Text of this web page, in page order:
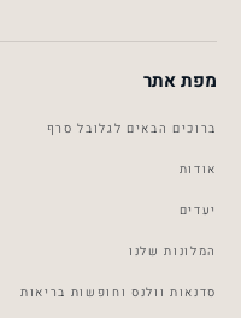
Global Surf
מפת אתר
ברוכים הבאים לגלובל סרף
אודות
יעדים
המלונות שלנו
סדנאות וולנס וחופשות בריאות